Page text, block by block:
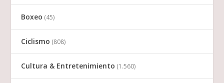
Boxeo (45)
Ciclismo (808)
Cultura & Entretenimiento (1.560)